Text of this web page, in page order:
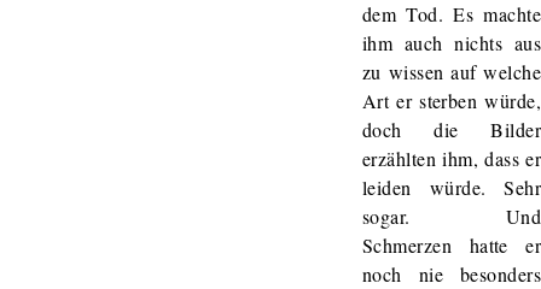
dem Tod. Es machte
ihm auch nichts aus
zu wissen auf welche
Art er sterben würde,
doch die Bilder
erzählten ihm, dass er
leiden würde. Sehr
sogar. Und
Schmerzen hatte er
noch nie besonders